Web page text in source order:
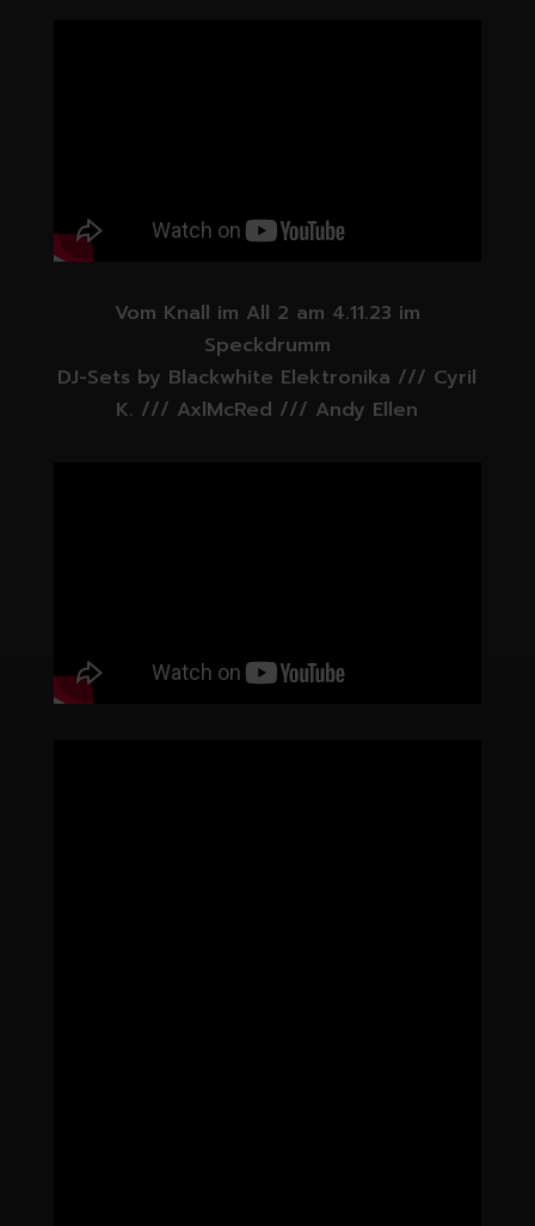
Vom Knall im All 2 am 4.11.23 im
Speckdrumm
DJ-Sets by Blackwhite Elektronika /// Cyril
K. /// AxlMcRed /// Andy Ellen